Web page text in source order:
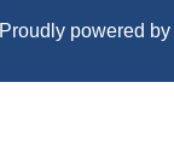
Proudly powered by